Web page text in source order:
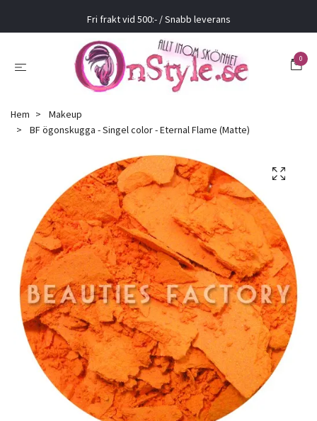
Fri frakt vid 500:- / Snabb leverans
0
Hem
Makeup
BF ögonskugga - Singel color - Eternal Flame (Matte)